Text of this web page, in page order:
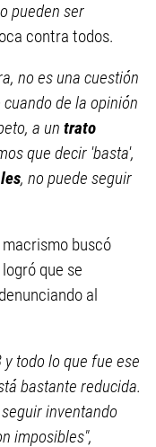
pueden ser
contra todos.
no es una cuestión
de la opinión
a un trato
que decir 'basta',
, no puede seguir
buscó
que se
al
todo lo que fue ese
bastante reducida.
inventando
imposibles",